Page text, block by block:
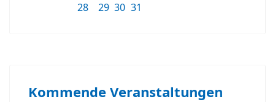
28
29 30 31
Kommende Veranstaltungen